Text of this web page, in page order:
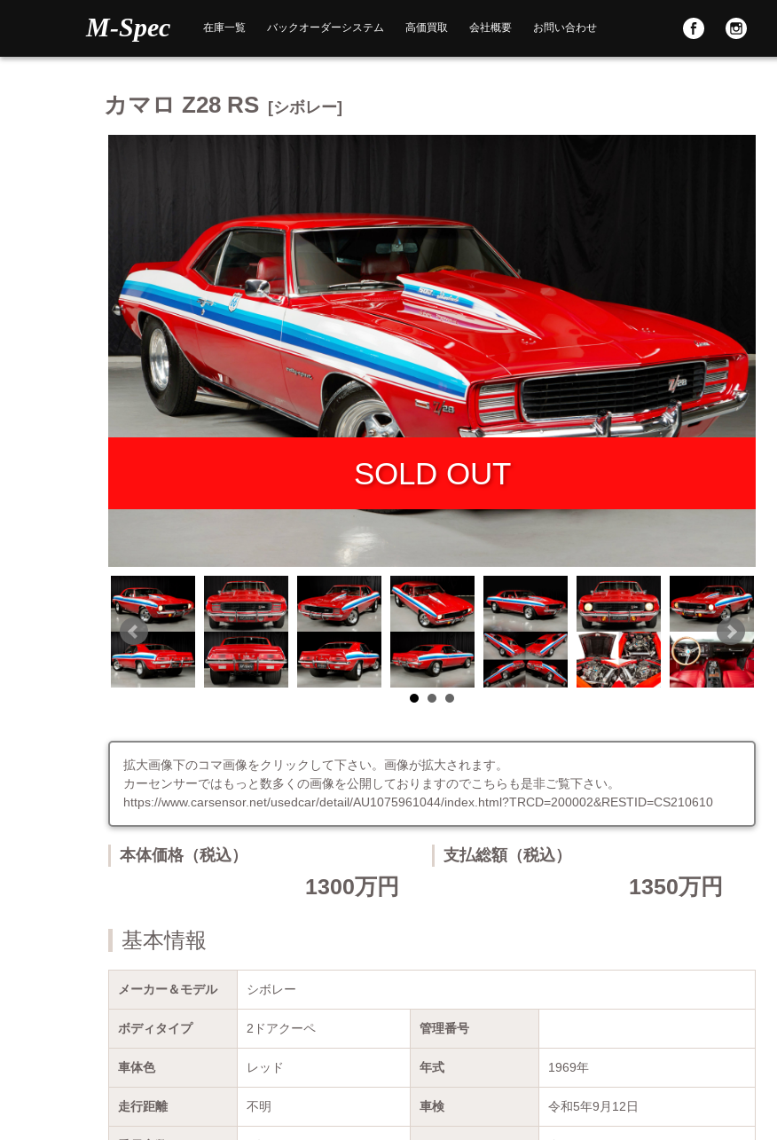
M-Spec 在庫一覧 バックオーダーシステム 高価買取 会社概要 お問い合わせ
カマロ Z28 RS [シボレー]
SOLD OUT
拡大画像下のコマ画像をクリックして下さい。画像が拡大されます。
カーセンサーではもっと数多くの画像を公開しておりますのでこちらも是非ご覧下さい。
https://www.carsensor.net/usedcar/detail/AU1075961044/index.html?TRCD=200002&RESTID=CS210610
本体価格（税込）
1300万円
支払総額（税込）
1350万円
基本情報
メーカー＆モデル シボレー
ボディタイプ 2ドアクーペ 管理番号
車体色 レッド 年式 1969年
走行距離 不明 車検 令和5年9月12日